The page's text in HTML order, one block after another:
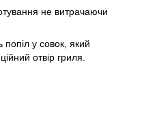
не витрачаючи
у совок, який
отвір гриля.